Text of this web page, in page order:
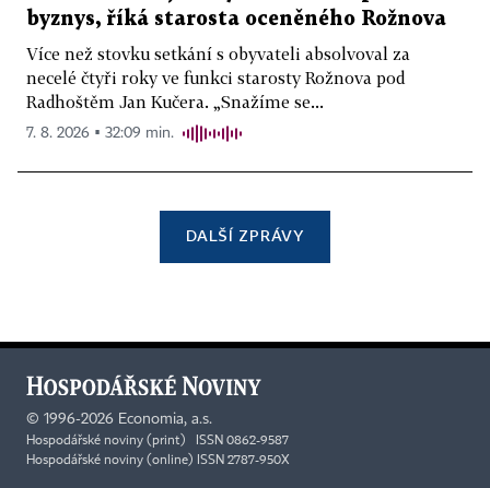
byznys, říká starosta oceněného Rožnova
Více než stovku setkání s obyvateli absolvoval za
necelé čtyři roky ve funkci starosty Rožnova pod
Radhoštěm Jan Kučera. „Snažíme se...
7. 8. 2026 ▪ 32:09 min.
DALŠÍ ZPRÁVY
© 1996-2026 Economia, a.s.
Hospodářské noviny (print) ISSN 0862-9587
Hospodářské noviny (online) ISSN 2787-950X